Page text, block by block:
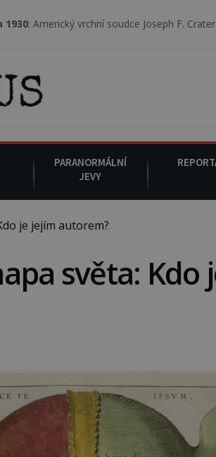
vrchní soudce Joseph F. Crater se 6.
PARANORMÁLNÍ
JEVY
je jejím autorem?
světa: Kdo